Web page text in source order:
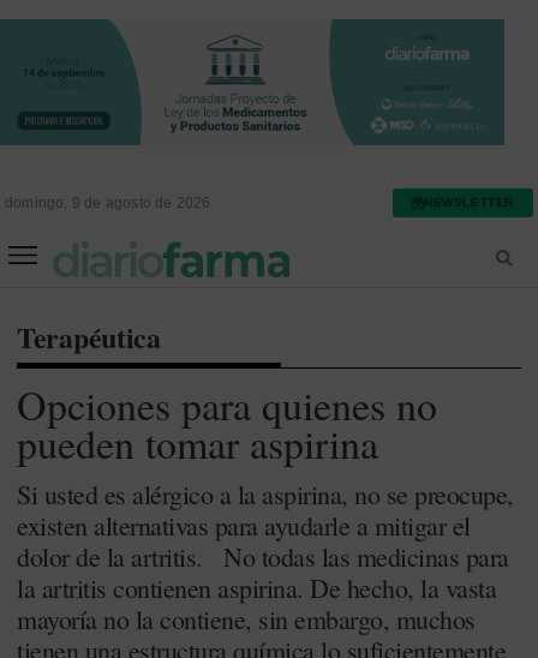
domingo, 9 de agosto de 2026 NEWSLETTER
Terapéutica
Opciones para quienes no
pueden tomar aspirina
Si usted es alérgico a la aspirina, no se preocupe,
existen alternativas para ayudarle a mitigar el
dolor de la artritis. No todas las medicinas para
la artritis contienen aspirina. De hecho, la vasta
mayoría no la contiene, sin embargo, muchos
tienen una estructura química lo suficientemente